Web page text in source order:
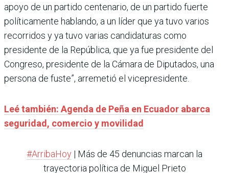
apoyo de un partido centenario, de un partido fuerte
políticamente hablando, a un líder que ya tuvo varios
recorridos y ya tuvo varias candidaturas como
presidente de la República, que ya fue presidente del
Congreso, presidente de la Cámara de Diputados, una
persona de fuste”, arremetió el vicepresidente.
Leé también: Agenda de Peña en Ecuador abarca
seguridad, comercio y movilidad
#ArribaHoy | Más de 45 denuncias marcan la
trayectoria política de Miguel Prieto